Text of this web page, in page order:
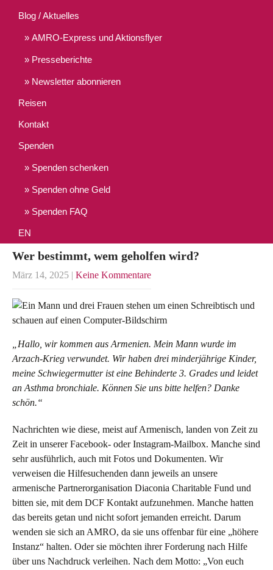
Blog / Aktuelles
AMRO-Express und Aktionsflyer
Presseberichte
Newsletter abonnieren
Reisen
Kontakt
Spenden
Spenden schenken
Spenden ohne Geld
Spenden FAQ
EN
Wer bestimmt, wem geholfen wird?
März 14, 2025 | Keine Kommentare
„Hallo, wir kommen aus Armenien. Mein Mann wurde im
Arzach-Krieg verwundet. Wir haben drei minderjährige Kinder,
meine Schwiegermutter ist eine Behinderte 3. Grades und leidet
an Asthma bronchiale. Können Sie uns bitte helfen? Danke
schön.“
Nachrichten wie diese, meist auf Armenisch, landen von Zeit zu
Zeit in unserer Facebook- oder Instagram-Mailbox. Manche sind
sehr ausführlich, auch mit Fotos und Dokumenten. Wir
verweisen die Hilfesuchenden dann jeweils an unsere
armenische Partnerorganisation Diaconia Charitable Fund und
bitten sie, mit dem DCF Kontakt aufzunehmen. Manche hatten
das bereits getan und nicht sofort jemanden erreicht. Darum
wenden sie sich an AMRO, da sie uns offenbar für eine „höhere
Instanz“ halten. Oder sie möchten ihrer Forderung nach Hilfe
über uns Nachdruck verleihen. Nach dem Motto: „Von euch